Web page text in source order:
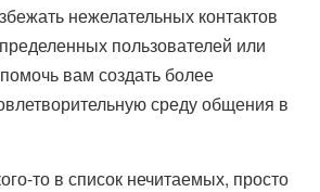
нежелательных контактов
пользователей или
вам создать более
среду общения в
то в список нечитаемых, просто